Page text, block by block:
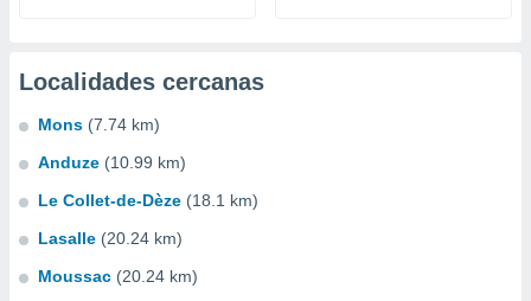
Localidades cercanas
Mons (7.74 km)
Anduze (10.99 km)
Le Collet-de-Dèze (18.1 km)
Lasalle (20.24 km)
Moussac (20.24 km)